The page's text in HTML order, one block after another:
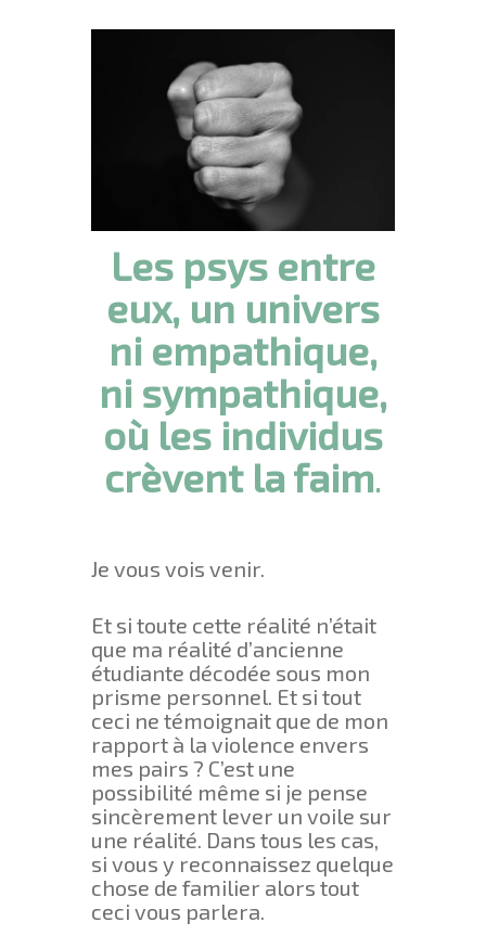
Les psys entre
eux, un univers
ni empathique,
ni sympathique,
où les individus
crèvent la faim.
Je vous vois venir.
Et si toute cette réalité n’était
que ma réalité d’ancienne
étudiante décodée sous mon
prisme personnel. Et si tout
ceci ne témoignait que de mon
rapport à la violence envers
mes pairs ? C’est une
possibilité même si je pense
sincèrement lever un voile sur
une réalité. Dans tous les cas,
si vous y reconnaissez quelque
chose de familier alors tout
ceci vous parlera.